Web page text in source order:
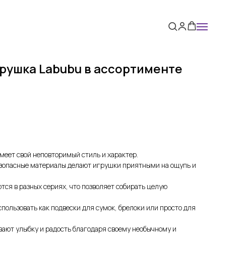
Labubu в ассортименте
свой неповторимый стиль и характер.
материалы делают игрушки приятными на ощупь и
в разных сериях, что позволяет собирать целую
как подвески для сумок, брелоки или просто для
улыбку и радость благодаря своему необычному и